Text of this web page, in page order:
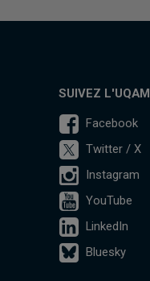
SUIVEZ L'UQAM
Facebook
Twitter / X
Instagram
YouTube
LinkedIn
Bluesky